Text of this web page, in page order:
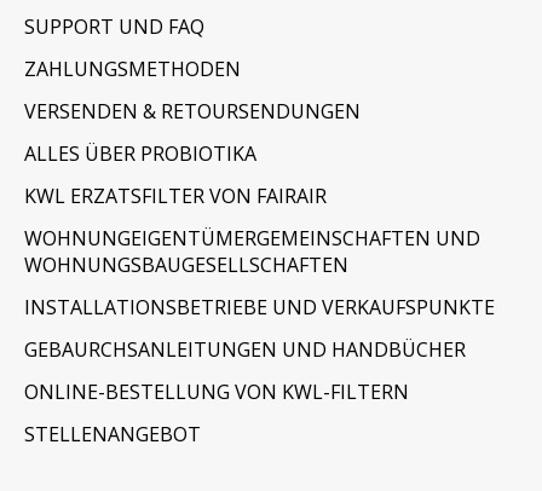
SUPPORT UND FAQ
ZAHLUNGSMETHODEN
VERSENDEN & RETOURSENDUNGEN
ALLES ÜBER PROBIOTIKA
KWL ERZATSFILTER VON FAIRAIR
WOHNUNGEIGENTÜMERGEMEINSCHAFTEN UND
WOHNUNGSBAUGESELLSCHAFTEN
INSTALLATIONSBETRIEBE UND VERKAUFSPUNKTE
GEBAURCHSANLEITUNGEN UND HANDBÜCHER
ONLINE-BESTELLUNG VON KWL-FILTERN
STELLENANGEBOT